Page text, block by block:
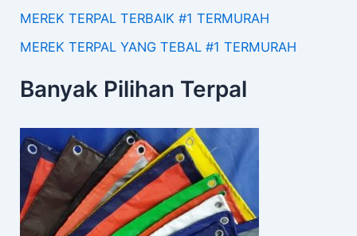
MEREK TERPAL TERBAIK #1 TERMURAH
MEREK TERPAL YANG TEBAL #1 TERMURAH
Banyak Pilihan Terpal